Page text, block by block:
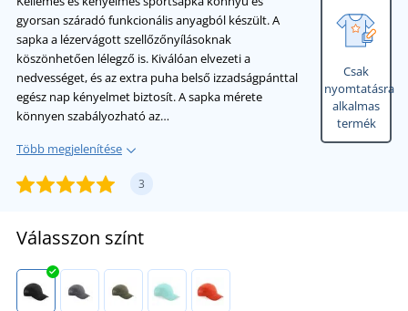
gyorsan száradó funkcionális anyagból készült. A
sapka a lézervágott szellőzőnyílásoknak
köszönhetően lélegző is. Kiválóan elvezeti a
nedvességet, és az extra puha belső izzadságpánttal
egész nap kényelmet biztosít. A sapka mérete
könnyen szabályozható az…
Több megjelenítése
3
Csak
nyomtatásra
alkalmas
termék
Válasszon színt